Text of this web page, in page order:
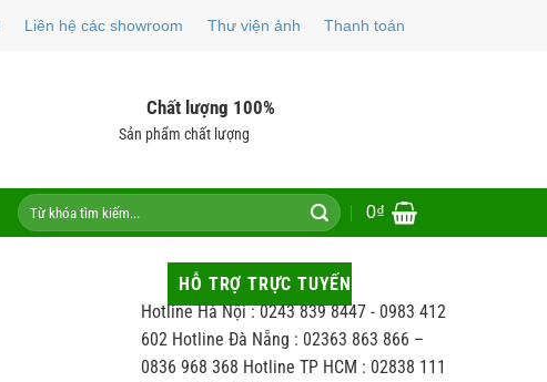
Liên hệ các showroom Thư viện ảnh Thanh toán
Chất lượng 100%
Sản phẩm chất lượng
Tìm
kiếm:
0₫
HỖ TRỢ TRỰC TUYẾN
Hotline Hà Nội : 0243 839 8447 - 0983 412
602 Hotline Đà Nẵng : 02363 863 866 –
0836 968 368 Hotline TP HCM : 02838 111